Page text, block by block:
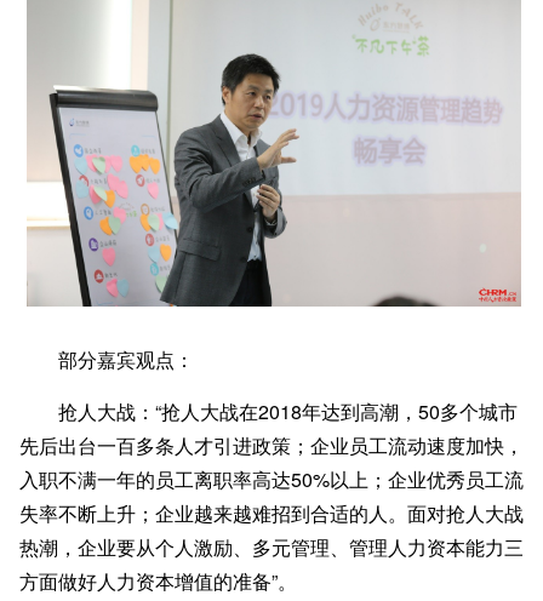
部分嘉宾观点：
抢人大战 ：“抢人大战在2018年达到高潮，50多个城市
先后出台一百多条人才引进政策；企业员工流动速度加快，
入职不满一年的员工离职率高达50%以上；企业优秀员工流
失率不断上升；企业越来越难招到合适的人。面对抢人大战
热潮，企业要从个人激励、多元管理、管理人力资本能力三
方面做好人力资本增值的准备”。